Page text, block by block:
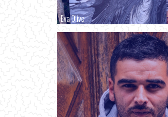
Eva Olive